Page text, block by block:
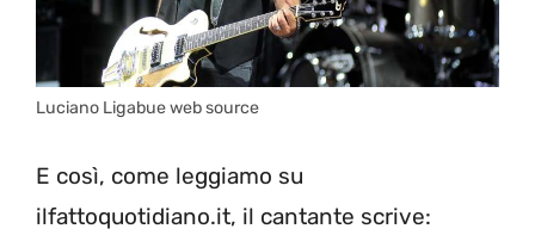
Luciano Ligabue web source
E così, come leggiamo su
ilfattoquotidiano.it, il cantante scrive: